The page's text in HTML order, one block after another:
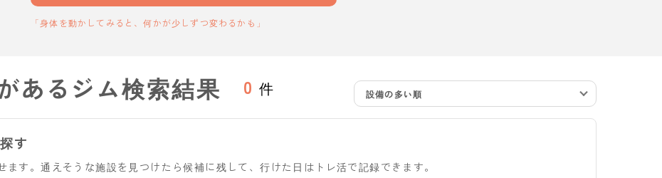
「身体を動かしてみると、何かが少しずつ変わるかも」
あるジム検索結果 0 件 設備の多い順
す
す。通えそうな施設を見つけたら候補に残して、行けた日はトレ活で記録できます。